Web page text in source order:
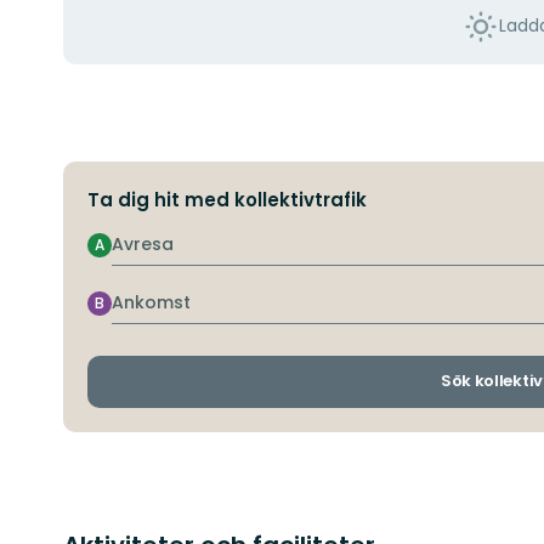
Ta dig hit med kollektivtrafik
Avresa
A
Ankomst
B
Sök